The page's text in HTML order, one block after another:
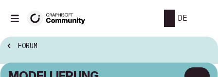
DE
FORUM